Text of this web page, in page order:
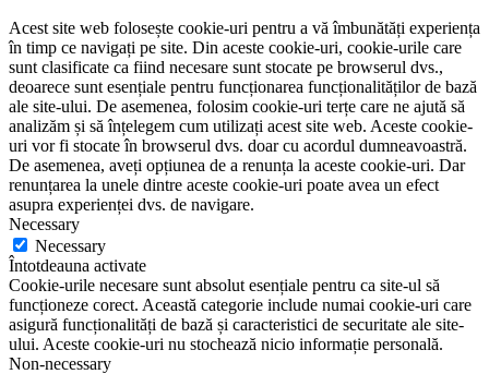
Acest site web folosește cookie-uri pentru a vă îmbunătăți experiența
în timp ce navigați pe site. Din aceste cookie-uri, cookie-urile care
sunt clasificate ca fiind necesare sunt stocate pe browserul dvs.,
deoarece sunt esențiale pentru funcționarea funcționalităților de bază
ale site-ului. De asemenea, folosim cookie-uri terțe care ne ajută să
analizăm și să înțelegem cum utilizați acest site web. Aceste cookie-
uri vor fi stocate în browserul dvs. doar cu acordul dumneavoastră.
De asemenea, aveți opțiunea de a renunța la aceste cookie-uri. Dar
renunțarea la unele dintre aceste cookie-uri poate avea un efect
asupra experienței dvs. de navigare.
Necessary
Necessary
Întotdeauna activate
Cookie-urile necesare sunt absolut esențiale pentru ca site-ul să
funcționeze corect. Această categorie include numai cookie-uri care
asigură funcționalități de bază și caracteristici de securitate ale site-
ului. Aceste cookie-uri nu stochează nicio informație personală.
Non-necessary